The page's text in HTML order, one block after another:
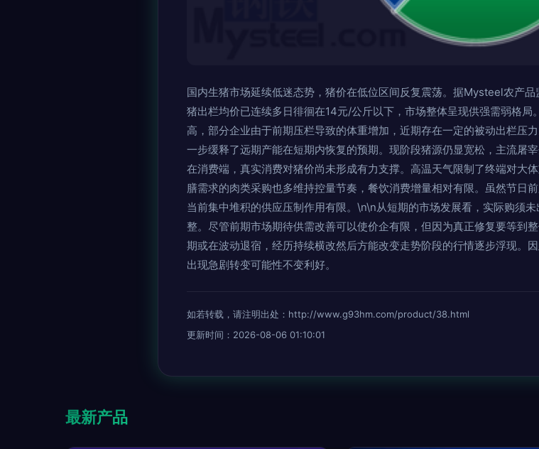
国内生猪市场延续低迷态势，猪价在低位区间反复震荡。据Mysteel农产
猪出栏均价已连续多日徘徊在14元/公斤以下，市场整体呈现供强需弱格
高，部分企业由于前期压栏导致的体重增加，近期存在一定的被动出栏压
一步缓释了远期产能在短期内恢复的预期。现阶段猪源仍显宽松，主流屠
在消费端，真实消费对猪价尚未形成有力支撑。高温天气限制了终端对大
膳需求的肉类采购也多维持控量节奏，餐饮消费增量相对有限。虽然节日
当前集中堆积的供应压制作用有限。\n\n从短期的市场发展看，实际购须
整。尽管前期市场期待供需改善可以使价企有限，但因为真正修复要等到
期或在波动退宿，经历持续横改然后方能改变走势阶段的行情逐步浮现。
出现急剧转变可能性不变利好。
如若转载，请注明出处：http://www.g93hm.com/product/38.html
更新时间：2026-08-06 01:10:01
最新产品